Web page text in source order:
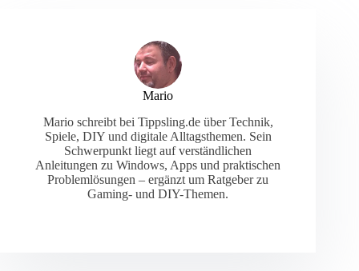
Mario
Mario schreibt bei Tippsling.de über Technik,
Spiele, DIY und digitale Alltagsthemen. Sein
Schwerpunkt liegt auf verständlichen
Anleitungen zu Windows, Apps und praktischen
Problemlösungen – ergänzt um Ratgeber zu
Gaming- und DIY-Themen.